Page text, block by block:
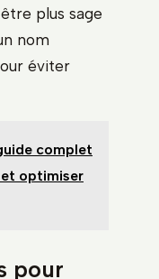
plus sage
nom
éviter
complet
optimiser
pour